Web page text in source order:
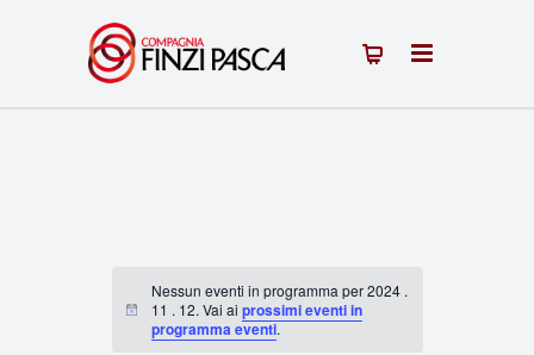
Notice
Nessun eventi in programma per 2024 .
11 . 12. Vai ai prossimi eventi in
programma eventi.